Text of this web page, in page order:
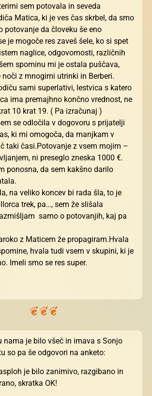
sem potovala in seveda
Matica, ki je ves čas skrbel, da smo
potovanje da človeku še eno
je mogoče res zaveš šele, ko si spet
naglice, odgovornosti, različnih
spominu mi je ostala puščava,
z mnogimi utrinki in Berberi.
sami superlativi, lestvica s katero
ima premajhno končno vrednost, ne
10 krat 19. ( Pa izračunaj )
se odločila v dogovoru s prijatelji
ki mi omogoča, da manjkam v
taki časi.Potovanje z vsem mojim –
ni preseglo zneska 1000 €.
ponosna, da sem kakšno darilo
na veliko koncev bi rada šla, to je
trek, pa…, sem že slišala
samo o potovanjih, kaj pa
z Maticem že propagiram.Hvala
hvala tudi vsem v skupini, ki je
Imeli smo se res super.
nama je bilo všeč in imava s Sonjo
so pa še odgovori na anketo:
je bilo zanimivo, razgibano in
skratka OK!